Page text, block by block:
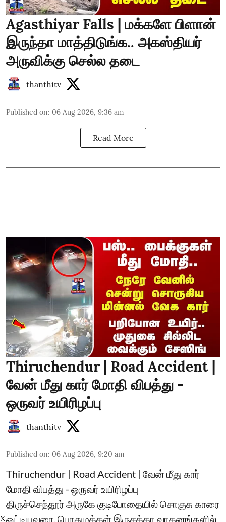
Agasthiyar Falls | மக்களே பிளான்
இருந்தா மாத்திடுங்க.. அகஸ்தியர்
அருவிக்கு செல்ல தடை
thanthitv
Published on: 06 Aug 2026, 9:36 am
Read More
Thiruchendur | Road Accident |
வேன் மீது கார் மோதி விபத்து -
ஒருவர் உயிரிழப்பு
thanthitv
Published on: 06 Aug 2026, 9:20 am
Thiruchendur | Road Accident | வேன் மீது கார்
மோதி விபத்து - ஒருவர் உயிரிழப்பு
திருச்செந்தூர் அருகே குடிபோதையில் சொகுசு காரை
ஓட்டியவரை, பொதுமக்கள் இருசக்கர வாகனங்களில்
X